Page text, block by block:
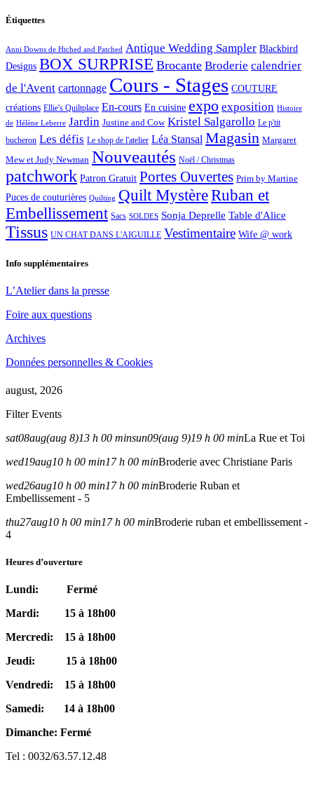
Étiquettes
Anni Downs de Htched and Patched Antique Wedding Sampler Blackbird
Designs BOX SURPRISE Brocante Broderie calendrier
de l'Avent cartonnage Cours - Stages COUTURE
créations Ellie's Quiltplace En-cours En cuisine expo exposition Histoire
de Hélène Leberre Jardin Justine and Cow Kristel Salgarollo Le p'tit
bucheron Les défis Le shop de l'atelier Léa Stansal Magasin Margaret
Mew et Judy Newman Nouveautés Noël / Christmas
patchwork Patron Gratuit Portes Ouvertes Prim by Martine
Puces de couturières Quilting Quilt MystèreRuban et
Embellissement Sacs SOLDES Sonja Deprelle Table d'Alice
Tissus UN CHAT DANS L'AIGUILLE Vestimentaire Wife @ work
Info supplémentaires
L’Atelier dans la presse
Foire aux questions
Archives
Données personnelles & Cookies
august, 2026
Filter Events
sat08aug(aug 8)13 h 00 minsun09(aug 9)19 h 00 minLa Rue et Toi
wed19aug10 h 00 min17 h 00 minBroderie avec Christiane Paris
wed26aug10 h 00 min17 h 00 minBroderie Ruban et
Embellissement - 5
thu27aug10 h 00 min17 h 00 minBroderie ruban et embellissement -
4
Heures d’ouverture
Lundi: Fermé
Mardi: 15 à 18h00
Mercredi: 15 à 18h00
Jeudi: 15 à 18h00
Vendredi: 15 à 18h00
Samedi: 14 à 18h00
Dimanche: Fermé
Tel : 0032/63.57.12.48